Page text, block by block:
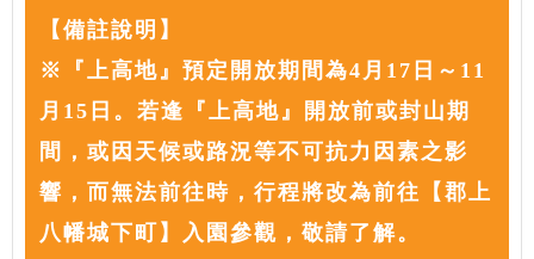
【備註說明】
※『上高地』預定開放期間為4月17日～11
月15日。若逢『上高地』開放前或封山期
間，或因天候或路況等不可抗力因素之影
響，而無法前往時，行程將改為前往【郡上
八幡城下町】入園參觀，敬請了解。